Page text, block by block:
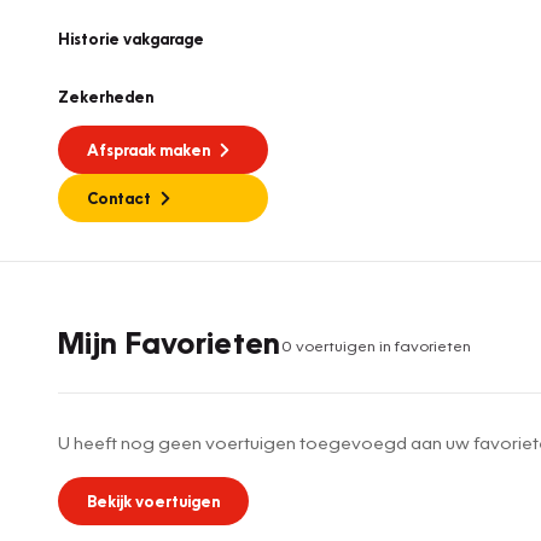
Historie vakgarage
Zekerheden
Afspraak maken
Contact
Mijn Favorieten0 voertuigen in favorieten
U heeft nog geen voertuigen toegevoegd aan uw
Bekijk voertuigen